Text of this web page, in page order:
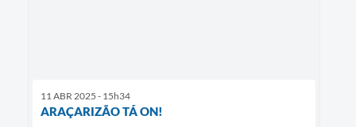
11 ABR 2025 - 15h34
ARAÇARIZÃO TÁ ON!